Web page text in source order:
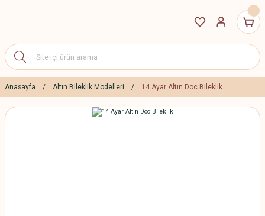
Anasayfa Altın Bileklik Modelleri 14 Ayar Altın Doc Bileklik